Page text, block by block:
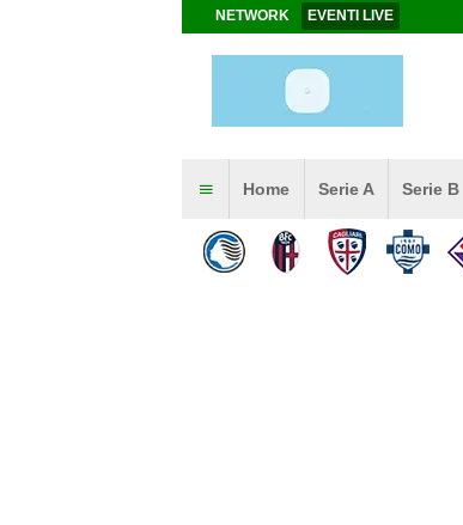
NETWORK EVENTI LIVE
Home Serie A Serie B